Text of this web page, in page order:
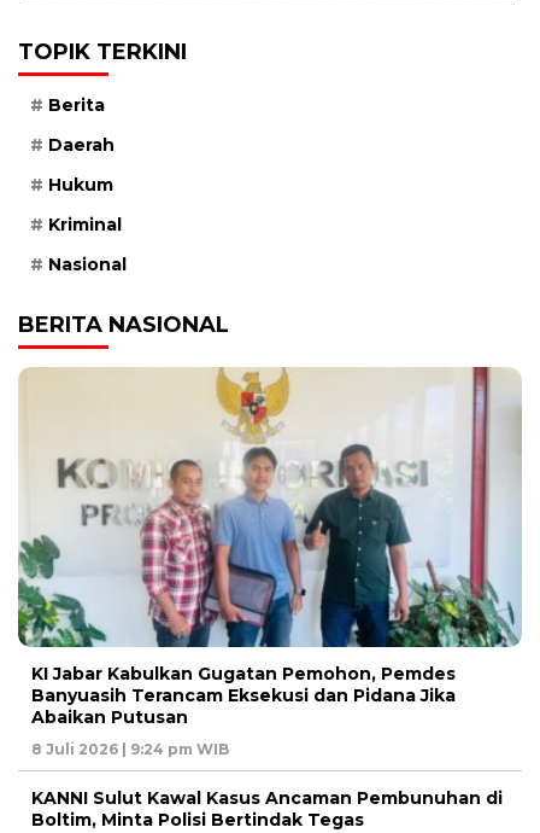
TOPIK TERKINI
Berita
Daerah
Hukum
Kriminal
Nasional
BERITA NASIONAL
KI Jabar Kabulkan Gugatan Pemohon, Pemdes
Banyuasih Terancam Eksekusi dan Pidana Jika
Abaikan Putusan
8 Juli 2026 | 9:24 pm WIB
KANNI Sulut Kawal Kasus Ancaman Pembunuhan di
Boltim, Minta Polisi Bertindak Tegas